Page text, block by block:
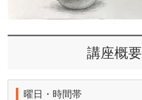
講座概要
曜日・時間帯